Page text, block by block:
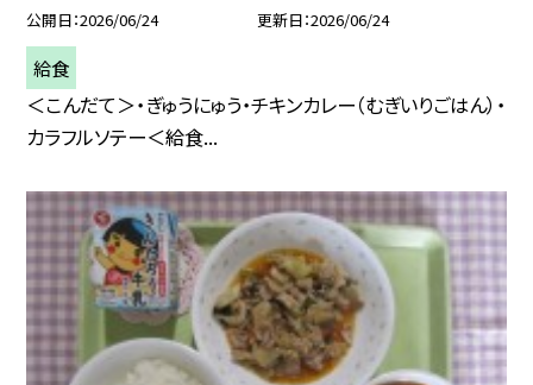
公開日 2026/06/24 更新日 2026/06/24
給食
＜こんだて＞・ぎゅうにゅう・チキンカレー（むぎいりごはん）・
カラフルソテー＜給食...